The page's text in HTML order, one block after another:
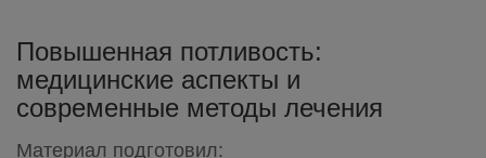
Повышенная потливость:
медицинские аспекты и
современные методы лечения
Материал подготовил: